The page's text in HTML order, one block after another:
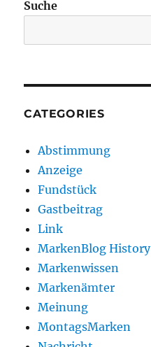
Suche
CATEGORIES
Abstimmung
Anzeige
Fundstück
Gastbeitrag
Link
MarkenBlog History
Markenwissen
Markenämter
Meinung
MontagsMarken